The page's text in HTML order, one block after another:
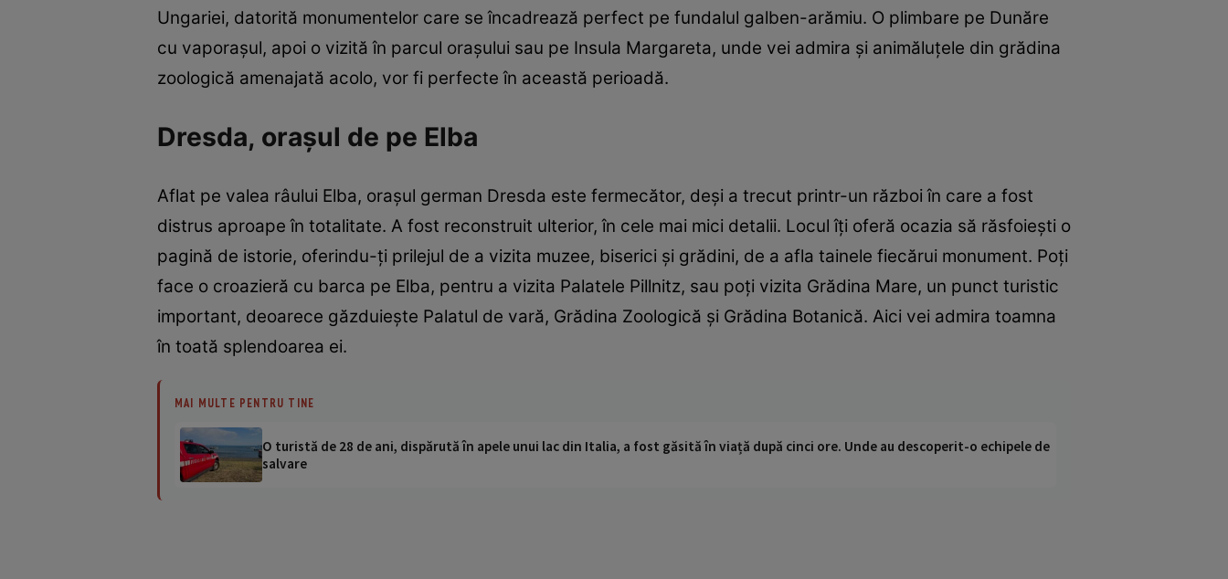
Ungariei, datorită monumentelor care se încadrează perfect pe fundalul galben-arămiu. O plimbare pe Dunăre
cu vaporaşul, apoi o vizită în parcul oraşului sau pe Insula Margareta, unde vei admira şi animăluţele din grădina
zoologică amenajată acolo, vor fi perfecte în această perioadă.
Dresda, oraşul de pe Elba
Aflat pe valea râului Elba, oraşul german Dresda este fermecător, deşi a trecut printr-un război în care a fost
distrus aproape în totalitate. A fost reconstruit ulterior, în cele mai mici detalii. Locul îţi oferă ocazia să răsfoieşti o
pagină de istorie, oferindu-ţi prilejul de a vizita muzee, biserici şi grădini, de a afla tainele fiecărui monument. Poţi
face o croazieră cu barca pe Elba, pentru a vizita Palatele Pillnitz, sau poţi vizita Grădina Mare, un punct turistic
important, deoarece găzduieşte Palatul de vară, Grădina Zoologică şi Grădina Botanică. Aici vei admira toamna
în toată splendoarea ei.
MAI MULTE PENTRU TINE
O turistă de 28 de ani, dispărută în apele unui lac din Italia, a fost găsită în viață după cinci ore. Unde au descoperit-o echipele de
salvare